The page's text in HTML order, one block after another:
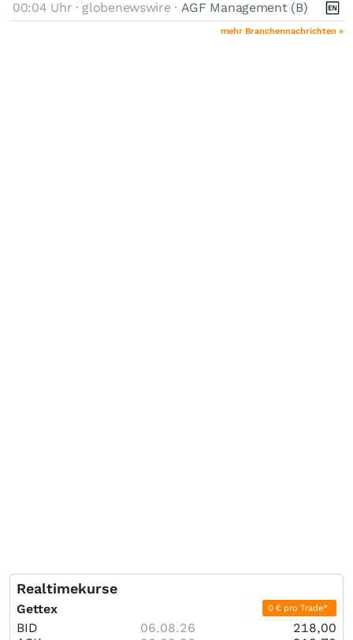
00:04 Uhr · globenewswire · AGF Management (B)
mehr Branchennachrichten »
Realtimekurse
Gettex 0 € pro Trade*
BID 06.08.26
218,00